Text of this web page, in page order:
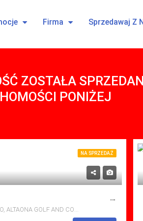
Firma Sprzedawaj Z
ZOSTAŁA
PONIŻEJ
NA SPRZEDAŻ
NA SPRZEDAŻ VILLA W ALTAONA GOLF AND COUNTRY VILLAGE, BANOS Y MENDIGO Z BASENEM
BAÑOS Y MENDIGO, ALTAONA GOLF AND COUNTRY VILLAGE